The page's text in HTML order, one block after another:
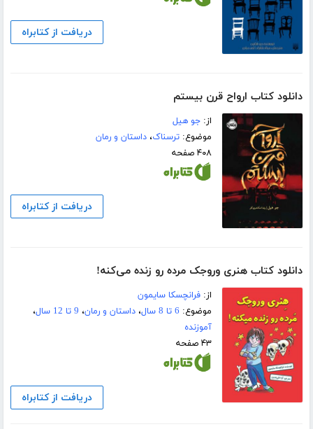
دریافت از کتابراه
دانلود کتاب ارواح قرن بیستم
از:جو ھیل
موضوع:ترسناک،داستان و رمان
۴۰۸ صفحه
دریافت از کتابراه
دانلود کتاب هنری وروجک مرده رو زنده می‌کنه!
از:فرانچسکا سایمون
موضوع: 6 تا 8 سال ،داستان و رمان، 9 تا 12 سال
،
آموزنده
۴۳ صفحه
دریافت از کتابراه